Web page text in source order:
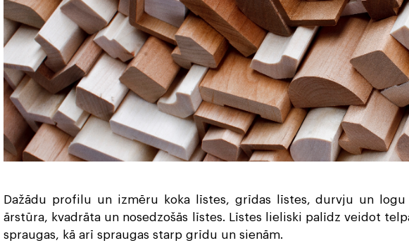
Zāģmateriāli
Žāvēts
Nežāvēts
Impregnēts
Līstes Žoga
Dažādu profilu un izmēru koka līstes, grīdas līstes, durvju un logu
ārstūra, kvadrāta un nosedzošās līstes. Līstes lieliski palīdz veidot
spraugas, kā arī spraugas starp grīdu un sienām.